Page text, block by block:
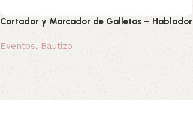
Cortador y Marcador de Galletas – Hablador
Eventos, Bautizo